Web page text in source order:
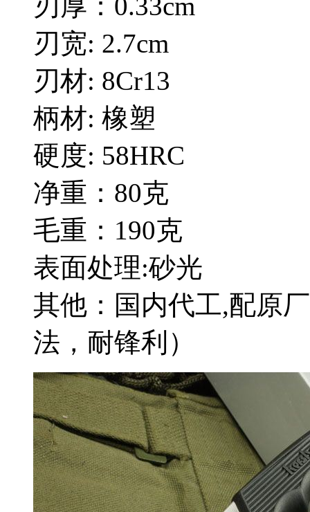
刃厚：0.33cm
刃宽: 2.7cm
刃材: 8Cr13
柄材: 橡塑
硬度: 58HRC
净重：80克
毛重：190克
表面处理:砂光
其他：国内代工,配原
法，耐锋利）